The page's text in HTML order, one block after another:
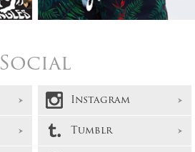
Social
Instagram
Tumblr